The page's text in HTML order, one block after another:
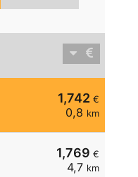
1,742 €
0,8 km
1,769 €
4,7 km